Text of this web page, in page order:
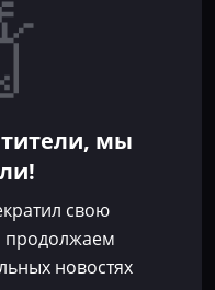
2
мы
свою
продолжаем
новостях